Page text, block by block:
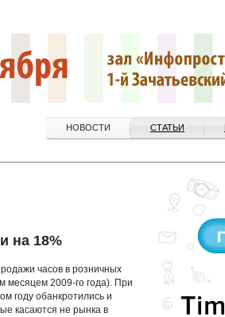
НОВОСТИ СТАТЬИ
на 18%
часов в розничных
месяцем 2009-го года). При
году обанкротились и
касаются не рынка в